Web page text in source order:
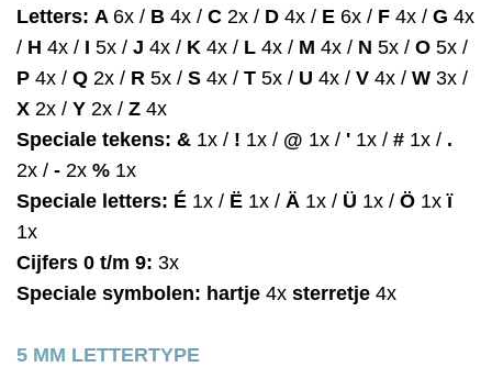
Letters: A 6x / B 4x / C 2x / D 4x / E 6x / F 4x / G 4x
/ H 4x / I 5x / J 4x / K 4x / L 4x / M 4x / N 5x / O 5x /
P 4x / Q 2x / R 5x / S 4x / T 5x / U 4x / V 4x / W 3x /
X 2x / Y 2x / Z 4x
Speciale tekens: & 1x / ! 1x / @ 1x / ' 1x / # 1x / .
2x / - 2x % 1x
Speciale letters: É 1x / Ë 1x / Ä 1x / Ü 1x / Ö 1xï
1x
Cijfers 0 t/m 9: 3x
Speciale symbolen: hartje 4x sterretje 4x
5 MM LETTERTYPE